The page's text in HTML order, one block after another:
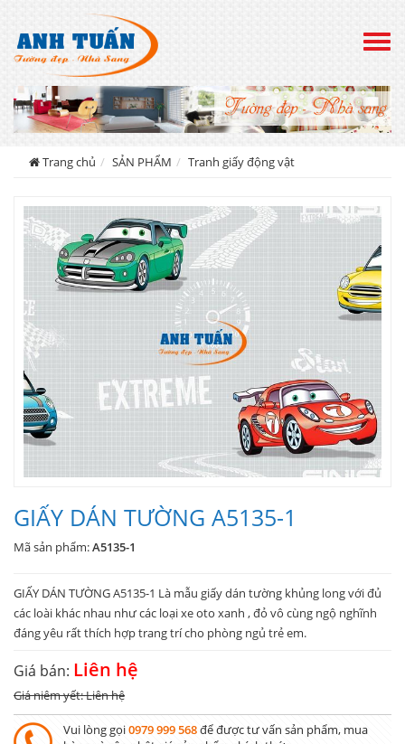
Trang chủ SẢN PHẨM Tranh giấy động vật
GIẤY DÁN TƯỜNG A5135-1
Mã sản phẩm:A5135-1
GIẤY DÁN TƯỜNG A5135-1 Là mẫu giấy dán tường khủng long với đủ
các loài khác nhau như các loại xe oto xanh , đỏ vô cùng ngộ nghĩnh
đáng yêu rất thích hợp trang trí cho phòng ngủ trẻ em.
Giá bán: Liên hệ
Giá niêm yết: Liên hệ
Vui lòng gọi0979 999 568để được tư vấn sản phẩm, mua